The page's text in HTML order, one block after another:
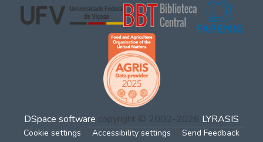
DSpace software copyright © 2002-2026 LYRASIS
Cookie settings Accessibility settings Send Feedback